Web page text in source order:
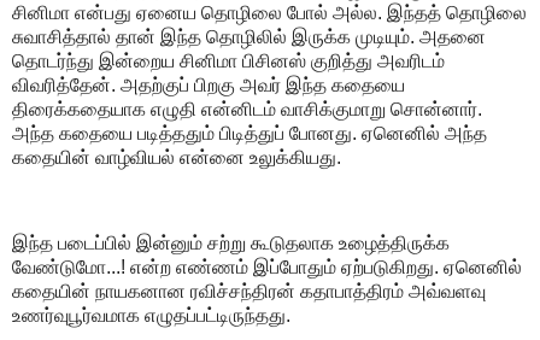
சினிமா என்பது ஏனைய தொழிலை போல் அல்ல. இந்தத் தொழிலை
சுவாசித்தால் தான் இந்த தொழிலில் இருக்க முடியும். அதனை
தொடர்ந்து இன்றைய சினிமா பிசினஸ் குறித்து அவரிடம்
விவரித்தேன். அதற்குப் பிறகு அவர் இந்த கதையை
திரைக்கதையாக எழுதி என்னிடம் வாசிக்குமாறு சொன்னார்.
அந்த கதையை படித்ததும் பிடித்துப் போனது. ஏனெனில் அந்த
கதையின் வாழ்வியல் என்னை உலுக்கியது.
இந்த படைப்பில் இன்னும் சற்று கூடுதலாக உழைத்திருக்க
வேண்டுமோ...! என்ற எண்ணம் இப்போதும் ஏற்படுகிறது. ஏனெனில்
கதையின் நாயகனான ரவிச்சந்திரன் கதாபாத்திரம் அவ்வளவு
உணர்வுபூர்வமாக எழுதப்பட்டிருந்தது.